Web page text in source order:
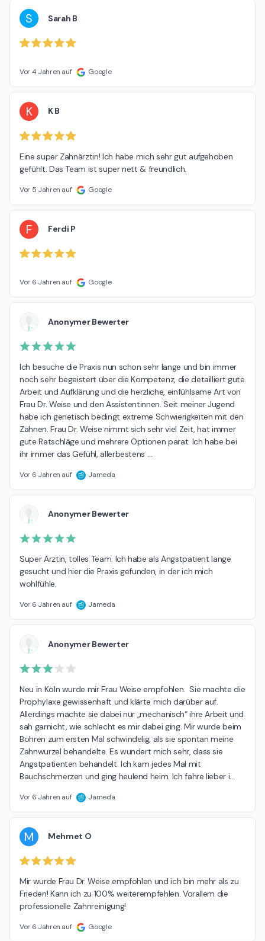
S Sarah B
Vor 4 Jahren auf Google
K K B
Eine super Zahnärztin! Ich habe mich sehr gut aufgehoben
gefühlt. Das Team ist super nett & freundlich.
Vor 5 Jahren auf Google
F Ferdi P
Vor 6 Jahren auf Google
Anonymer Bewerter
Ich besuche die Praxis nun schon sehr lange und bin immer
noch sehr begeistert über die Kompetenz, die detailliert gute
Arbeit und Aufklärung und die herzliche, einfühlsame Art von
Frau Dr. Weise und den Assistentinnen. Seit meiner Jugend
habe ich genetisch bedingt extreme Schwierigkeiten mit den
Zähnen. Frau Dr. Weise nimmt sich sehr viel Zeit, hat immer
gute Ratschläge und mehrere Optionen parat. Ich habe bei
ihr immer das Gefühl, allerbestens …
Vor 6 Jahren auf Jameda
Anonymer Bewerter
Super Ärztin, tolles Team. Ich habe als Angstpatient lange
gesucht und hier die Praxis gefunden, in der ich mich
wohlfühle.
Vor 6 Jahren auf Jameda
Anonymer Bewerter
Neu in Köln wurde mir Frau Weise empfohlen.  Sie machte die
Prophylaxe gewissenhaft und klärte mich darüber auf.
Allerdings machte sie dabei nur „mechanisch“ ihre Arbeit und
sah garnicht, wie schlecht es mir dabei ging. Mir wurde beim
Bohren zum ersten Mal schwindelig, als sie spontan meine
Zahnwurzel behandelte. Es wundert mich sehr, dass sie
Angstpatienten behandelt. Ich kam jedes Mal mit
Bauchschmerzen und ging heulend heim. Ich fahre lieber i…
Vor 6 Jahren auf Jameda
M Mehmet O
Mir wurde Frau Dr. Weise empfohlen und ich bin mehr als zu
Frieden! Kann ich zu 100% weiterempfehlen. Vorallem die
professionelle Zahnreinigung!
Vor 6 Jahren auf Google